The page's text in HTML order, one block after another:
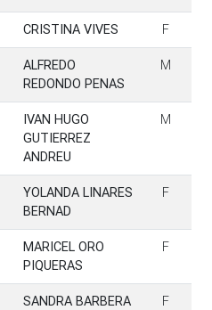
CRISTINA VIVES F
ALFREDO
REDONDO PENAS
M
IVAN HUGO
GUTIERREZ
ANDREU
M
YOLANDA LINARES
BERNAD
F
MARICEL ORO
PIQUERAS
F
SANDRA BARBERA
F